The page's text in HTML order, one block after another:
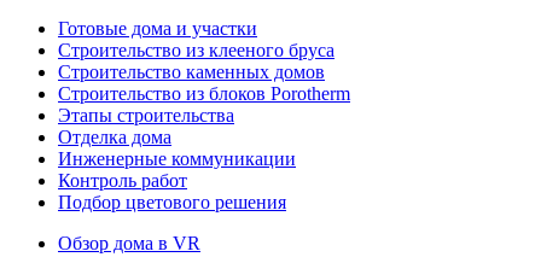
Готовые дома и участки
Строительство из клееного бруса
Строительство каменных домов
Строительство из блоков Porotherm
Этапы строительства
Отделка дома
Инженерные коммуникации
Контроль работ
Подбор цветового решения
Обзор дома в VR